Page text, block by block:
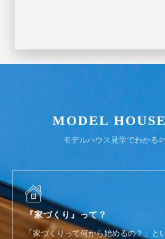
MODEL
モデルハウス見学でわかる4
『家づくり』って？
「家づくりって何から始めるの？」と